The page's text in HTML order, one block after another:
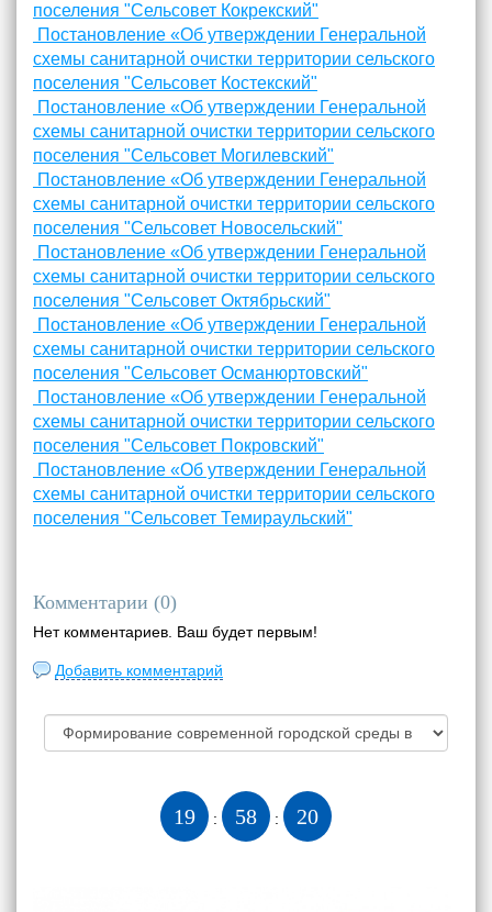
поселения "Сельсовет Кокрекский"
Постановление «Об утверждении Генеральной
схемы санитарной очистки территории сельского
поселения "Сельсовет Костекский"
Постановление «Об утверждении Генеральной
схемы санитарной очистки территории сельского
поселения "Сельсовет Могилевский"
Постановление «Об утверждении Генеральной
схемы санитарной очистки территории сельского
поселения "Сельсовет Новосельский"
Постановление «Об утверждении Генеральной
схемы санитарной очистки территории сельского
поселения "Сельсовет Октябрьский"
Постановление «Об утверждении Генеральной
схемы санитарной очистки территории сельского
поселения "Сельсовет Османюртовский"
Постановление «Об утверждении Генеральной
схемы санитарной очистки территории сельского
поселения "Сельсовет Покровский"
Постановление «Об утверждении Генеральной
схемы санитарной очистки территории сельского
поселения "Сельсовет Темираульский"
Комментарии (0)
Нет комментариев. Ваш будет первым!
Добавить комментарий
19 : 58 : 21